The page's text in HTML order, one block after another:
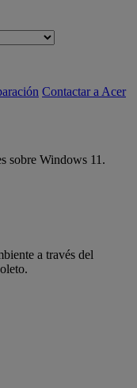
Contactar a Acer
sobre Windows 11.
a través del